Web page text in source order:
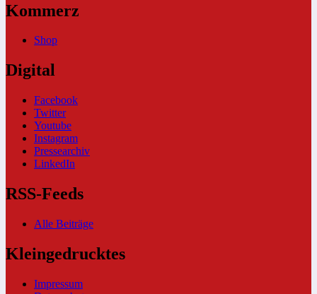
Kommerz
Shop
Digital
Facebook
Twitter
Youtube
Instagram
Pressearchiv
LinkedIn
RSS-Feeds
Alle Beiträge
Kleingedrucktes
Impressum